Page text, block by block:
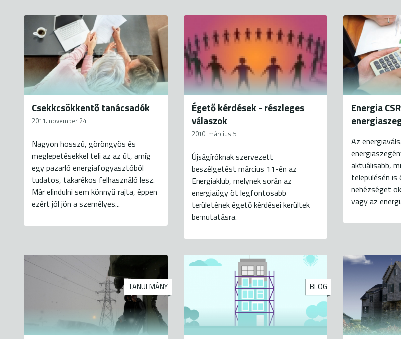
Csekkcsökkentő tanácsadók
2011. november 24.
Nagyon hosszú, göröngyös és
meglepetésekkel teli az az út, amíg
egy pazarló energiafogyasztóból
tudatos, takarékos felhasználó lesz.
Már elindulni sem könnyű rajta, éppen
ezért jól jön a személyes...
Égető kérdések - részleges
válaszok
2010. március 5.
Újságíróknak szervezett
beszélgetést március 11-én az
Energiaklub, melynek során az
energiaügy öt legfontosabb
területének égető kérdései kerültek
bemutatásra.
Energia
Az
aktuálisabb,
településén is
nehézséget
vagy az
TANULMÁNY BLOG